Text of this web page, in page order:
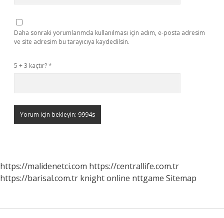
Daha sonraki yorumlarımda kullanılması için adım, e-posta adresim
ve site adresim bu tarayıcıya kaydedilsin.
5 + 3 kaçtır?*
https://malidenetci.com https://centrallife.com.tr
https://barisal.com.tr knight online nttgame Sitemap